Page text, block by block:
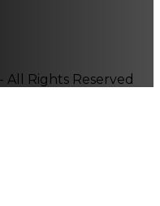
All Rights Reserved